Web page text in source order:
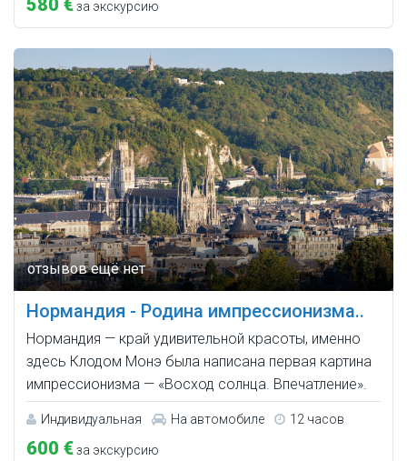
580 €за экскурсию
Нормандия - Родина импрессионизма..
Нормандия — край удивительной красоты, именно
здесь Клодом Монэ была написана первая картина
импрессионизма — «Восход солнца. Впечатление».
Индивидуальная На автомобиле 12 часов
600 €за экскурсию